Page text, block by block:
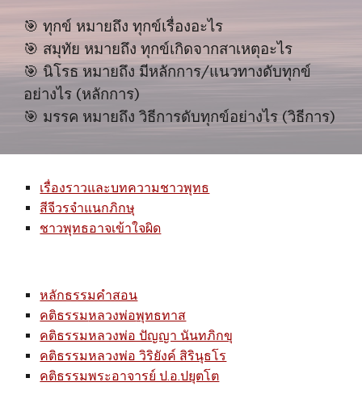
🎯 ทุกข์ หมายถึง ทุกข์เรื่องอะไร
🎯 สมุทัย หมายถึง ทุกข์เกิดจากสาเหตุอะไร
🎯 นิโรธ หมายถึง มีหลักการ/แนวทางดับทุกข์
อย่างไร (หลักการ)
🎯 มรรค หมายถึง วิธีการดับทุกข์อย่างไร (วิธีการ)
เรื่องราวและบทความชาวพุทธ
สีจีวรจำแนกภิกษุ
ชาวพุทธอาจเข้าใจผิด
หลักธรรมคำสอน
คติธรรมหลวงพ่อพุทธทาส
คติธรรมหลวงพ่อ ปัญญา นันทภิกขุ
คติธรรมหลวงพ่อ วิริยังค์ สิรินุธโร
คติธรรมพระอาจารย์ ป.อ.ปยุตโต